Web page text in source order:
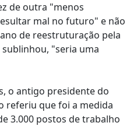
de outra "menos
mal no futuro" e não
de reestruturação pela
sublinhou, "seria uma
o antigo presidente do
referiu que foi a medida
3.000 postos de trabalho